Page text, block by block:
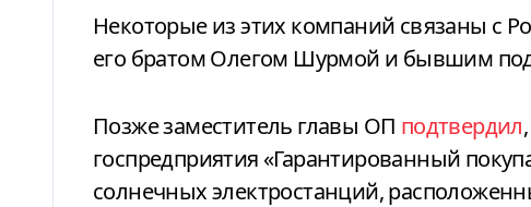
Некоторые из этих компаний связаны с
его братом Олегом Шурмой и бывшим
Позже заместитель главы ОП подтвердил
госпредприятия «Гарантированный
солнечных электростанций,